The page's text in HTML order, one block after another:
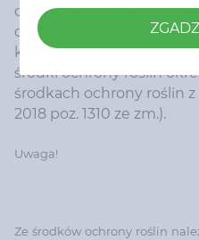
osobami fizycznymi
do czynności prawnych
kwalifikacje wymagane
środki ochrony roślin
środkach ochrony roślin z
2018 poz. 1310 ze zm.).
Uwaga!
Ze środków ochrony roślin